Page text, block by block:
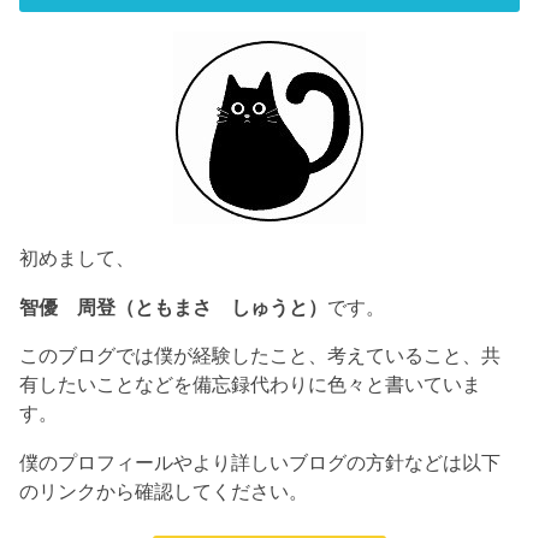
初めまして、
智優 周登（ともまさ しゅうと） です。
このブログでは僕が経験したこと、考えていること、共
有したいことなどを備忘録代わりに色々と書いていま
す。
僕のプロフィールやより詳しいブログの方針などは以下
のリンクから確認してください。